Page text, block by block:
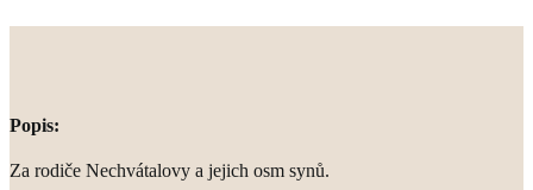
Popis:
Za rodiče Nechvátalovy a jejich osm synů.